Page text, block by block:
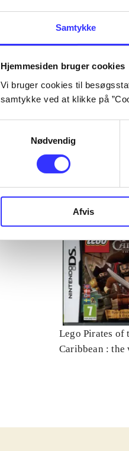
Samtykke
Hjemmesiden bruger cookies
Vi bruger cookies til
samtykke ved at klikke på
Nødvendig
Afvis
...
Lego Pirates of
Caribbean : the